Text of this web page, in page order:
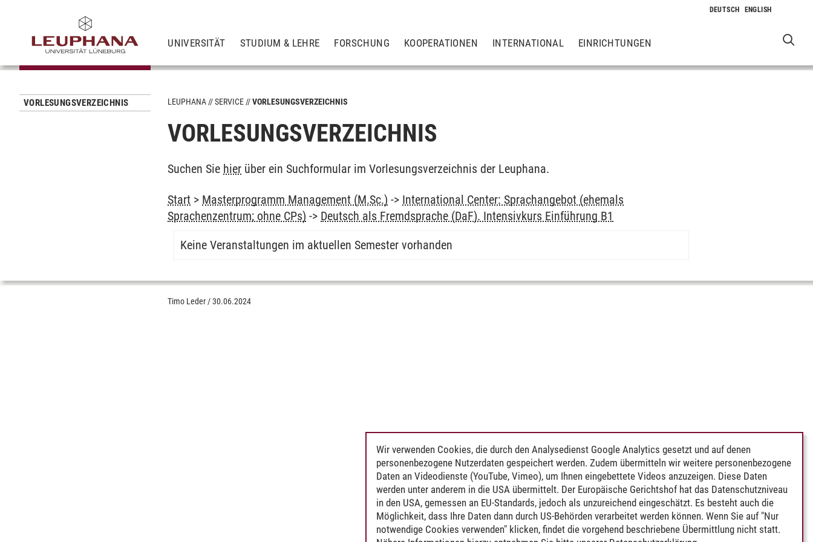
UNIVERSITÄT STUDIUM & LEHRE FORSCHUNG KOOPERATIONEN INTERNATIONAL EINRICHTUNGEN
VORLESUNGSVERZEICHNIS LEUPHANA SERVICE VORLESUNGSVERZEICHNIS
VORLESUNGSVERZEICHNIS
Suchen Sie hier über ein Suchformular im Vorlesungsverzeichnis der Leuphana.
Start > Masterprogramm Management (M.Sc.) -> International Center: Sprachangebot (ehemals
Sprachenzentrum; ohne CPs) -> Deutsch als Fremdsprache (DaF). Intensivkurs Einführung B1
Keine Veranstaltungen im aktuellen Semester vorhanden
Timo Leder /30.06.2024
Wir verwenden Cookies, die durch den Analysedienst Google Analytics gesetzt und auf denen
personenbezogene Nutzerdaten gespeichert werden. Zudem übermitteln wir weitere personenbezogene
Daten an Videodienste (YouTube, Vimeo), um Ihnen eingebettete Videos anzuzeigen. Diese Daten
werden unter anderem in die USA übermittelt. Der Europäische Gerichtshof hat das Datenschutzniveau
in den USA, gemessen an EU-Standards, jedoch als unzureichend eingeschätzt. Es besteht auch die
Möglichkeit, dass Ihre Daten dann durch US-Behörden verarbeitet werden können. Wenn Sie auf "Nur
notwendige Cookies verwenden" klicken, findet die vorgehend beschriebene Übermittlung nicht statt.